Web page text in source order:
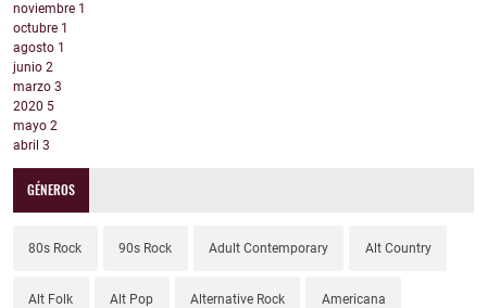
noviembre 1
octubre 1
agosto 1
junio 2
marzo 3
2020 5
mayo 2
abril 3
GÉNEROS
80s Rock 90s Rock Adult Contemporary Alt Country
Alt Folk Alt Pop Alternative Rock Americana